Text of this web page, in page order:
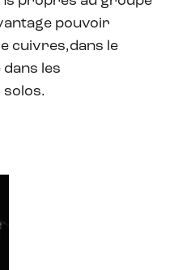
pouvoir
cuivres,dans le
les
solos.